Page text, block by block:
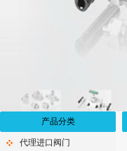
产品分类
代理进口阀门